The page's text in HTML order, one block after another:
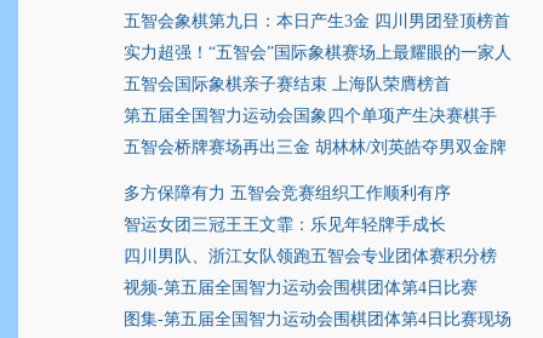
五智会象棋第九日：本日产生3金 四川男团登顶榜首
实力超强！“五智会”国际象棋赛场上最耀眼的一家人
五智会国际象棋亲子赛结束 上海队荣膺榜首
第五届全国智力运动会国象四个单项产生决赛棋手
五智会桥牌赛场再出三金 胡林林/刘英皓夺男双金牌
多方保障有力 五智会竞赛组织工作顺利有序
智运女团三冠王王文霏：乐见年轻牌手成长
四川男队、浙江女队领跑五智会专业团体赛积分榜
视频-第五届全国智力运动会围棋团体第4日比赛
图集-第五届全国智力运动会围棋团体第4日比赛现场